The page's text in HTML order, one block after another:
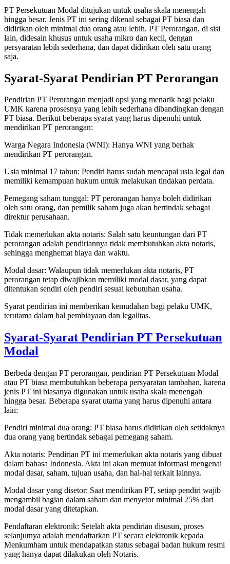
PT Persekutuan Modal ditujukan untuk usaha skala menengah
hingga besar. Jenis PT ini sering dikenal sebagai PT biasa dan
didirikan oleh minimal dua orang atau lebih. PT Perorangan, di sisi
lain, didesain khusus untuk usaha mikro dan kecil, dengan
persyaratan lebih sederhana, dan dapat didirikan oleh satu orang
saja.
Syarat-Syarat Pendirian PT Perorangan
Pendirian PT Perorangan menjadi opsi yang menarik bagi pelaku
UMK karena prosesnya yang lebih sederhana dibandingkan dengan
PT biasa. Berikut beberapa syarat yang harus dipenuhi untuk
mendirikan PT perorangan:
Warga Negara Indonesia (WNI): Hanya WNI yang berhak
mendirikan PT perorangan.
Usia minimal 17 tahun: Pendiri harus sudah mencapai usia legal dan
memiliki kemampuan hukum untuk melakukan tindakan perdata.
Pemegang saham tunggal: PT perorangan hanya boleh didirikan
oleh satu orang, dan pemilik saham juga akan bertindak sebagai
direktur perusahaan.
Tidak memerlukan akta notaris: Salah satu keuntungan dari PT
perorangan adalah pendiriannya tidak membutuhkan akta notaris,
sehingga menghemat biaya dan waktu.
Modal dasar: Walaupun tidak memerlukan akta notaris, PT
perorangan tetap diwajibkan memiliki modal dasar, yang dapat
ditentukan sendiri oleh pendiri sesuai kebutuhan usaha.
Syarat pendirian ini memberikan kemudahan bagi pelaku UMK,
terutama dalam hal pembiayaan dan legalitas.
Syarat-Syarat Pendirian PT Persekutuan
Modal
Berbeda dengan PT perorangan, pendirian PT Persekutuan Modal
atau PT biasa membutuhkan beberapa persyaratan tambahan, karena
jenis PT ini biasanya digunakan untuk usaha skala menengah
hingga besar. Beberapa syarat utama yang harus dipenuhi antara
lain:
Pendiri minimal dua orang: PT biasa harus didirikan oleh setidaknya
dua orang yang bertindak sebagai pemegang saham.
Akta notaris: Pendirian PT ini memerlukan akta notaris yang dibuat
dalam bahasa Indonesia. Akta ini akan memuat informasi mengenai
modal dasar, saham, tujuan usaha, dan hal-hal terkait lainnya.
Modal dasar yang disetor: Saat mendirikan PT, setiap pendiri wajib
mengambil bagian dalam saham dan menyetor minimal 25% dari
modal dasar yang ditetapkan.
Pendaftaran elektronik: Setelah akta pendirian disusun, proses
selanjutnya adalah mendaftarkan PT secara elektronik kepada
Menkumham untuk mendapatkan status sebagai badan hukum resmi
yang hanya dapat dilakukan oleh Notaris.